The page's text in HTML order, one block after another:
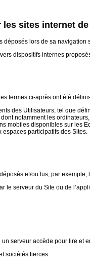
sites internet de
lors de sa navigation
dispositifs internes
termes ci-après ont été
des Utilisateurs, tel que
notamment les
mobiles disponibles sur les
participatifs des Sites.
et/ou lus, par exemple,
le serveur du Site ou de
serveur accède pour lire et
sociétés tierces.